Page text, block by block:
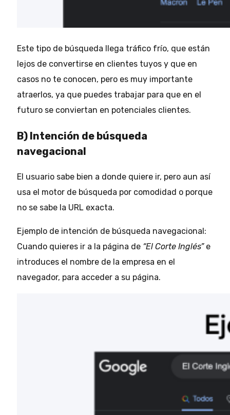
Este tipo de búsqueda llega tráfico frío, que están
lejos de convertirse en clientes tuyos y que en
casos no te conocen, pero es muy importante
atraerlos, ya que puedes trabajar para que en el
futuro se conviertan en potenciales clientes.
B) Intención de búsqueda
navegacional
El usuario sabe bien a donde quiere ir, pero aun así
usa el motor de búsqueda por comodidad o porque
no se sabe la URL exacta.
Ejemplo de intención de búsqueda navegacional:
Cuando quieres ir a la página de “El Corte Inglés”e
introduces el nombre de la empresa en el
navegador, para acceder a su página.